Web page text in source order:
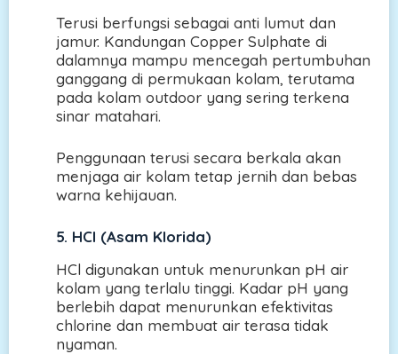
Terusi berfungsi sebagai anti lumut dan
jamur. Kandungan Copper Sulphate di
dalamnya mampu mencegah pertumbuhan
ganggang di permukaan kolam, terutama
pada kolam outdoor yang sering terkena
sinar matahari.
Penggunaan terusi secara berkala akan
menjaga air kolam tetap jernih dan bebas
warna kehijauan.
5. HCl (Asam Klorida)
HCl digunakan untuk menurunkan pH air
kolam yang terlalu tinggi. Kadar pH yang
berlebih dapat menurunkan efektivitas
chlorine dan membuat air terasa tidak
nyaman.